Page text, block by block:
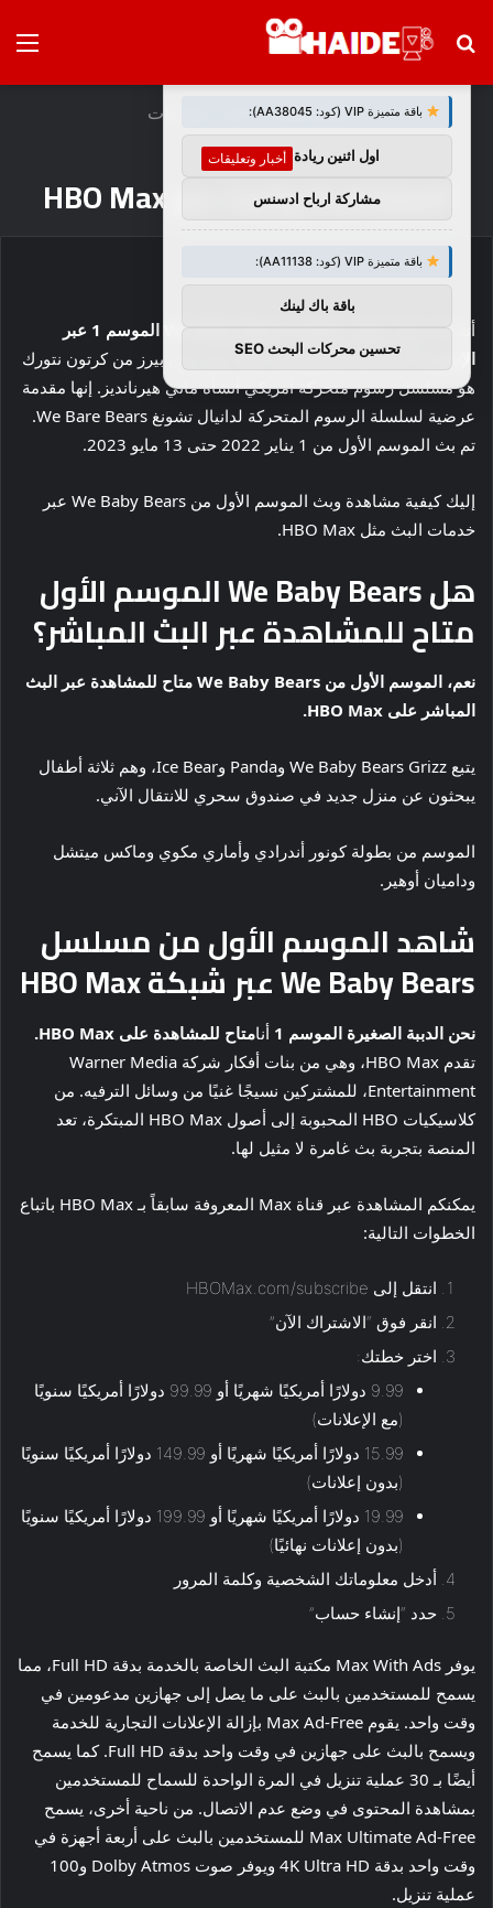
بحث
الرئيسية/أخبار وتعليقات
أخبار وتعليقات
المشاهدة والبث عبر HBO Max
أتساءل
حيث يمكن مشاهدة We Baby Bears الموسم 1 عبر
الإنترنت
؟ لدينا كل تفاصيل البث هنا. نحن بيبي بيرز من كرتون نتورك
هو مسلسل رسوم متحركة أمريكي أنشأه ماني هيرنانديز. إنها مقدمة
عرضية لسلسلة الرسوم المتحركة لدانيال تشونغ We Bare Bears.
تم بث الموسم الأول من 1 يناير 2022 حتى 13 مايو 2023.
إليك كيفية مشاهدة وبث الموسم الأول من We Baby Bears عبر
خدمات البث مثل HBO Max.
هل We Baby Bears الموسم الأول
متاح للمشاهدة عبر البث المباشر؟
نعم، الموسم الأول من We Baby Bears متاح للمشاهدة عبر البث
المباشر على HBO Max.
يتبع We Baby Bears Grizz وPanda وIce Bear، وهم ثلاثة أطفال
يبحثون عن منزل جديد في صندوق سحري للانتقال الآني.
الموسم من بطولة كونور أندرادي وأماري مكوي وماكس ميتشل
وداميان أوهير.
شاهد الموسم الأول من مسلسل
We Baby Bears عبر شبكة HBO Max
نحن الدببة الصغيرة الموسم 1 أنامتاح للمشاهدة على HBO Max.
تقدم HBO Max، وهي من بنات أفكار شركة Warner Media
Entertainment، للمشتركين نسيجًا غنيًا من وسائل الترفيه. من
كلاسيكيات HBO المحبوبة إلى أصول HBO Max المبتكرة، تعد
المنصة بتجربة بث غامرة لا مثيل لها.
يمكنكم المشاهدة عبر قناة Max المعروفة سابقاً بـ HBO Max باتباع
الخطوات التالية:
انتقل إلى HBOMax.com/subscribe
انقر فوق “الاشتراك الآن”
اختر خطتك:
9.99 دولارًا أمريكيًا شهريًا أو 99.99 دولارًا أمريكيًا سنويًا
(مع الإعلانات)
15.99 دولارًا أمريكيًا شهريًا أو 149.99 دولارًا أمريكيًا سنويًا
(بدون إعلانات)
19.99 دولارًا أمريكيًا شهريًا أو 199.99 دولارًا أمريكيًا سنويًا
(بدون إعلانات نهائيًا)
أدخل معلوماتك الشخصية وكلمة المرور
حدد “إنشاء حساب”
يوفر Max With Ads مكتبة البث الخاصة بالخدمة بدقة Full HD، مما
يسمح للمستخدمين بالبث على ما يصل إلى جهازين مدعومين في
وقت واحد. يقوم Max Ad-Free بإزالة الإعلانات التجارية للخدمة
ويسمح بالبث على جهازين في وقت واحد بدقة Full HD. كما يسمح
أيضًا بـ 30 عملية تنزيل في المرة الواحدة للسماح للمستخدمين
بمشاهدة المحتوى في وضع عدم الاتصال. من ناحية أخرى، يسمح
Max Ultimate Ad-Free للمستخدمين بالبث على أربعة أجهزة في
وقت واحد بدقة 4K Ultra HD ويوفر صوت Dolby Atmos و100
عملية تنزيل.
توصيات :
باقة متميزة VIP (كود: AA38045):
اول اثنين ريادة اعمال
مشاركة ارباح ادسنس
باقة متميزة VIP (كود: AA11138):
باقة باك لينك
تحسين محركات البحث SEO